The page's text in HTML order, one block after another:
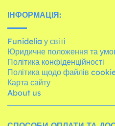
ІНФОРМАЦІЯ:
Funidelia у світі
Юридичне положення та
Політика конфіденційності
Політика щодо файлів
Карта сайту
About us